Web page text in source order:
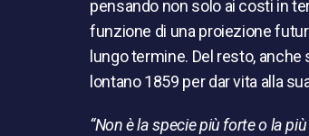
pensando non solo ai costi in
funzione di una proiezione
lungo termine. Del resto,
lontano 1859 per dar vita alla
“Non è la specie più forte o la